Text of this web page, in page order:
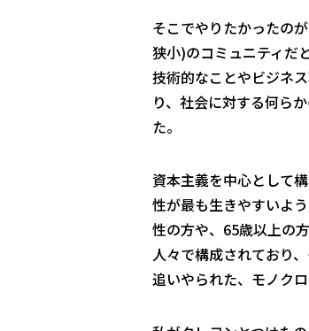
そこでやりたかったの
狭小)のコミュニティだ
技術的なことやビジネ
り、社会に対する何ら
た。
資本主義を中心として
性が最も生きやすいよ
性の方や、65歳以上の
人々で構成されており
追いやられた、モノク